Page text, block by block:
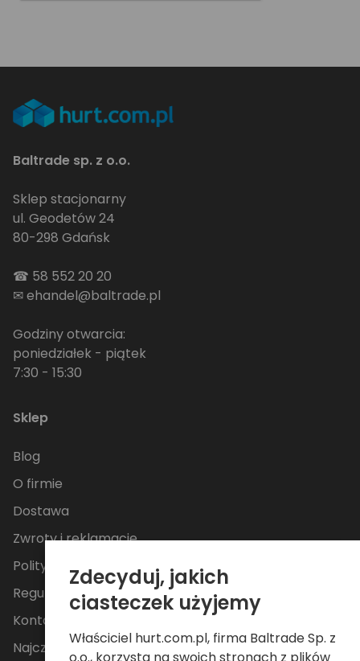
Baltrade sp. z o.o.
Sklep stacjonarny
ul. Geodetów 24
80-298 Gdańsk
☎ 58 552 20 20
✉ehandel@baltrade.pl
Godziny otwarcia:
poniedziałek - piątek
7:30 - 15:30
Sklep
Blog
O firmie
Dostawa
Zwroty i reklamacje
Polityka Prywatności
Regulamin
Kontakt
Najczęściej zadawane pytania
Zdecyduj, jakich
ciasteczek użyjemy
Właściciel hurt.com.pl, firma Baltrade Sp. z